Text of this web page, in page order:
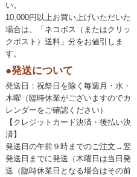
い。
10,000円以上お買い上げいただいた
場合は、「ネコポス（またはクリッ
クポスト）送料」分をお値引しま
す。
●発送について
発送日：祝祭日を除く毎週月・水・
木曜（臨時休業がございますのでカ
レンダーをご確認ください）
【クレジットカード決済・後払い決
済】
発送日の午前９時までのご注文→翌
発送日までに発送（木曜日は当日発
送（臨時休業日となる場合はその前